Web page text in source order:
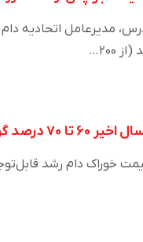
مدیرعامل اتحادیه
گران شده است
خوراک دام رشد